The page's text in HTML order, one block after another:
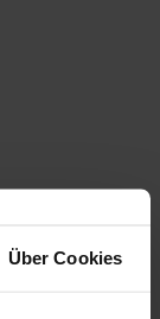
Über Cookies